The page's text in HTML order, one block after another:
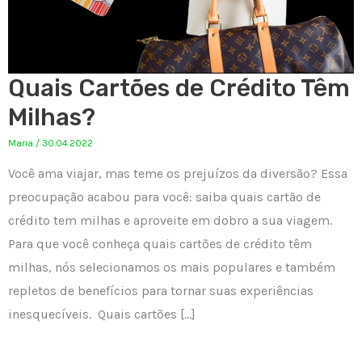
Quais Cartões de Crédito Têm
Milhas?
Maria / 30.04.2022
Você ama viajar, mas teme os prejuízos da diversão? Essa
preocupação acabou para você: saiba quais cartão de
crédito tem milhas e aproveite em dobro a sua viagem.
Para que você conheça quais cartões de crédito têm
milhas, nós selecionamos os mais populares e também
repletos de benefícios para tornar suas experiências
inesquecíveis. Quais cartões […]